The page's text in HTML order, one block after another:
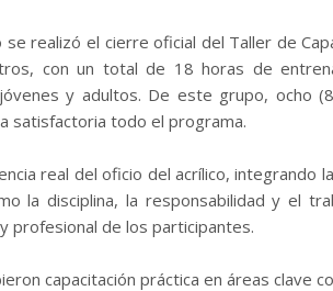
realizó el cierre oficial del Taller de
con un total de 18 horas de
y adultos. De este grupo, ocho
satisfactoria todo el programa.
real del oficio del acrílico, integrando
la disciplina, la responsabilidad y el
profesional de los participantes.
capacitación práctica en áreas clave